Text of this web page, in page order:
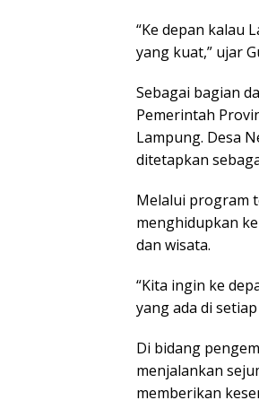
“Ke depan kalau
yang kuat,” ujar
Sebagai bagian
Pemerintah
Lampung. Desa
ditetapkan
Melalui program
menghidupkan
dan wisata.
“Kita ingin ke
yang ada di
Di bidang
menjalankan
memberikan